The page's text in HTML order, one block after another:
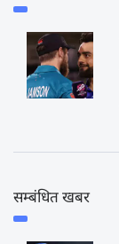
सम्बंधित खबर